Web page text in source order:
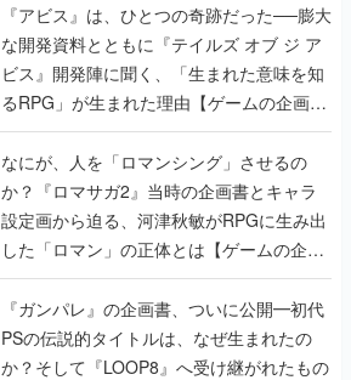
『アビス』は、ひとつの奇跡だった──膨大
な開発資料とともに『テイルズ オブ ジ ア
ビス』開発陣に聞く、「生まれた意味を知
るRPG」が生まれた理由【ゲームの企画
書】
なにが、人を「ロマンシング」させるの
か？『ロマサガ2』当時の企画書とキャラ
設定画から迫る、河津秋敏がRPGに生み出
した「ロマン」の正体とは【ゲームの企画
書】
『ガンパレ』の企画書、ついに公開━初代
PSの伝説的タイトルは、なぜ生まれたの
か？そして『LOOP8』へ受け継がれたもの